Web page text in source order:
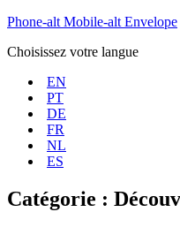
Phone-alt Mobile-alt Envelope
Choisissez votre langue
EN
PT
DE
FR
NL
ES
Catégorie :